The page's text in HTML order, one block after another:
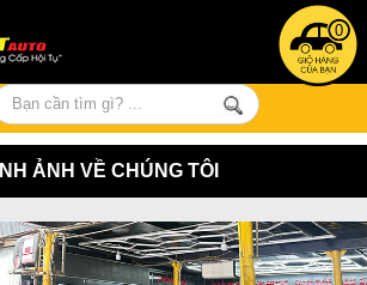
0
ẢNH VỀ CHÚNG TÔI